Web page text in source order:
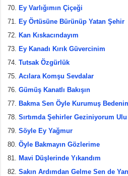
Ey Varlığımın Çiçeği
Ey Örtüsüne Bürünüp Yatan Şehir
Kan Kıskacındayım
Ey Kanadı Kırık Güvercinim
Tutsak Özgürlük
Acılara Komşu Sevdalar
Gümüş Kanatlı Bakışın
Bakma Sen Öyle Kurumuş
Sırtımda Şehirler Geziniyorum
Söyle Ey Yağmur
Öyle Bakmayın Gözlerime
Mavi Düşlerinde Yıkandım
Sakın Ardımdan Gelme Sen de